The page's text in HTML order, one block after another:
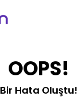
OOPS!
Bir Hata Oluştu!